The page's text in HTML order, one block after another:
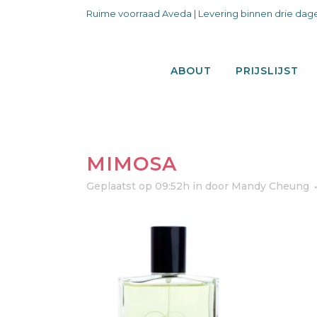
Ruime voorraad Aveda | Levering binnen drie
ABOUT PRIJSLIJST
MIMOSA
Geplaatst op 09:52h in door Mandy Cheung